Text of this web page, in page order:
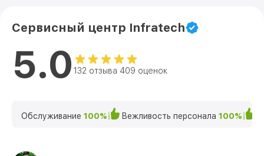
Сервисный центр Infratech
5.0 132 отзыва 409 оценок
Обслуживание 100% Вежливость персонала 100%